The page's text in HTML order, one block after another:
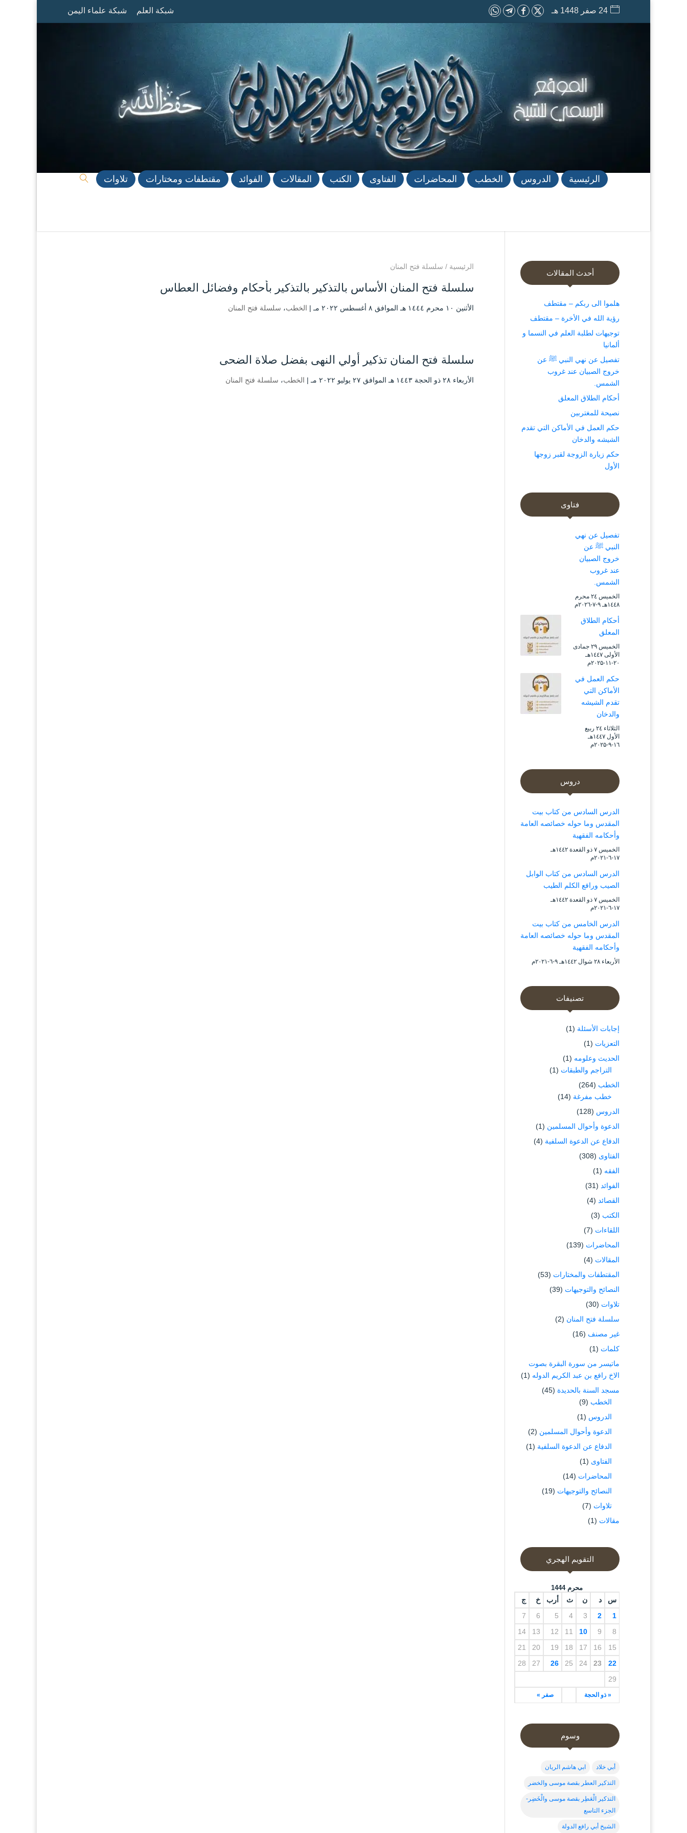
24 صفر 1448 هـ شبكة العلم شبكة علماء اليمن
الرئيسية الدروس الخطب المحاضرات الفتاوى الكتب المقالات الفوائد مقتطفات ومختارات تلاوات
الرئيسية / سلسلة فتح المنان
سلسلة فتح المنان الأساس بالتذكير بالتذكير بأحكام وفضائل العطاس
الأثنين ۱۰ محرم ۱٤٤٤ هـ الموافق ۸ أغسطس ۲۰۲۲ مـ | الخطب، سلسلة فتح المنان
سلسلة فتح المنان تذكير أولي النهى بفضل صلاة الضحى
الأربعاء ۲۸ ذو الحجة ۱٤٤۳ هـ الموافق ۲۷ يوليو ۲۰۲۲ مـ | الخطب، سلسلة فتح المنان
أحدث المقالات
هلموا الى ربكم – مقتطف
رؤية الله في الأخرة – مقتطف
توجيهات لطلبة العلم في النسما و
ألمانيا
تفصيل عن نهي النبي ﷺ عن
خروج الصبيان عند غروب
الشمس.
أحكام الطلاق المعلق
نصيحة للمغتربين
حكم العمل في الأماكن التي تقدم
الشيشه والدخان
حكم زيارة الزوجة لقبر زوجها
الأول
فتاوى
تفصيل عن نهي
النبي ﷺ عن
خروج الصبيان
عند غروب
الشمس.
الخميس ۲٤ محرم
۱٤٤۸هـ ۹-۷-۲۰۲٦م
أحكام الطلاق
المعلق
الخميس ۲۹ جمادى
الأولى ۱٤٤۷هـ
۲۰-۱۱-۲۰۲۵م
حكم العمل في
الأماكن التي
تقدم الشيشه
والدخان
الثلاثاء ۲٤ ربيع
الأول ۱٤٤۷هـ
۱٦-۹-۲۰۲۵م
دروس
الدرس السادس من كتاب بيت
المقدس وما حوله خصائصه العامة
وأحكامه الفقهية
الخميس ۷ ذو القعدة ۱٤٤۲هـ
۱۷-٦-۲۰۲۱م
الدرس السادس من كتاب الوابل
الصيب ورافع الكلم الطيب
الخميس ۷ ذو القعدة ۱٤٤۲هـ
۱۷-٦-۲۰۲۱م
الدرس الخامس من كتاب بيت
المقدس وما حوله خصائصه العامة
وأحكامه الفقهية
الأربعاء ۲۸ شوال ۱٤٤۲هـ ۹-٦-۲۰۲۱م
تصنيفات
إجابات الأسئلة (1)
التعزيات (1)
الحديث وعلومه (1)
التراجم والطبقات (1)
الخطب (264)
خطب مفرغة (14)
الدروس (128)
الدعوة وأحوال المسلمين (1)
الدفاع عن الدعوة السلفية (4)
الفتاوى (308)
الفقه (1)
الفوائد (31)
القصائد (4)
الكتب (3)
اللقاءات (7)
المحاضرات (139)
المقالات (4)
المقتطفات والمختارات (53)
النصائح والتوجيهات (39)
تلاوات (30)
سلسلة فتح المنان (2)
غير مصنف (16)
كلمات (1)
ماتيسر من سورة البقرة بصوت
الاخ رافع بن عبد الكريم الدوله (1)
مسجد السنة بالحديدة (45)
الخطب (9)
الدروس (1)
الدعوة وأحوال المسلمين (2)
الدفاع عن الدعوة السلفية (1)
الفتاوى (1)
المحاضرات (14)
النصائح والتوجيهات (19)
تلاوات (7)
مقالات (1)
التقويم الهجري
محرم 1444
س د ن ث أرب خ ج
« ذو الحجة صفر »
1
2
3
4
5
6
7
8
9
10
11
12
13
14
15
16
17
18
19
20
21
22
23
24
25
26
27
28
29
وسوم
أبي خلاد ابي هاشم الريان
التذكير العطر بقصة موسى والخضر
التذكير الْعَطِر بقصة موسى والْخَضِر-
الجزء التاسع
الشيخ أبي رافع الدولة